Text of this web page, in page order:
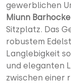
gewerblichen
Miunn
Sitzplatz. Das
robustem
Langlebigkeit
und eleganten
zwischen einer